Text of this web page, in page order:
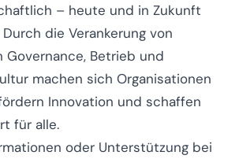
– heute und in Zukunft
die Verankerung von
Governance, Betrieb und
machen sich Organisationen
Innovation und schaffen
für alle.
oder Unterstützung bei